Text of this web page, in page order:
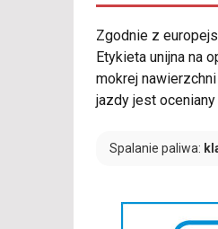
Zgodnie z
Etykieta unijna na
mokrej
jazdy jest
Spalanie paliwa: